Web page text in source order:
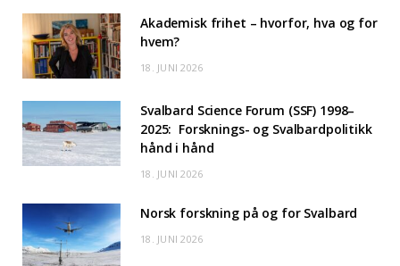
Akademisk frihet – hvorfor, hva og for
hvem?
18. JUNI 2026
Svalbard Science Forum (SSF) 1998–
2025: Forsknings- og Svalbardpolitikk
hånd i hånd
18. JUNI 2026
Norsk forskning på og for Svalbard
18. JUNI 2026